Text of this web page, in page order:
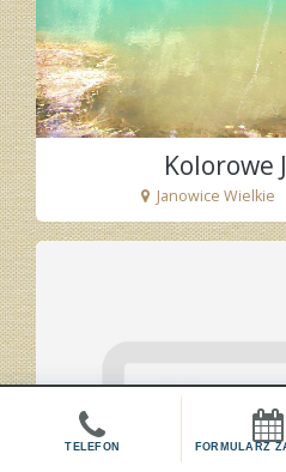
Kolorowe
Janowice Wielkie
TELEFON FORMULARZ